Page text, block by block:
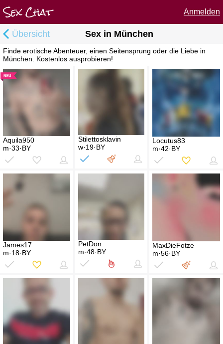
Anmelden
Übersicht Sex in München
Finde erotische Abenteuer, einen Seitensprung oder die Liebe in
München. Kostenlos ausprobieren!
Aquila950
m·33·BY
Stilettosklavin
w·19·BY
Locutus83
m·42·BY
James17
m·18·BY
PetDon
m·48·BY
MaxDieFotze
m·56·BY